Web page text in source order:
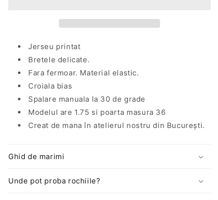
Jerseu printat
Bretele delicate.
Fara fermoar. Material elastic.
Croiala bias
Spalare manuala la 30 de grade
Modelul are 1.75 si poarta masura 36
Creat de mana în atelierul nostru din București.
Ghid de marimi
Unde pot proba rochiile?